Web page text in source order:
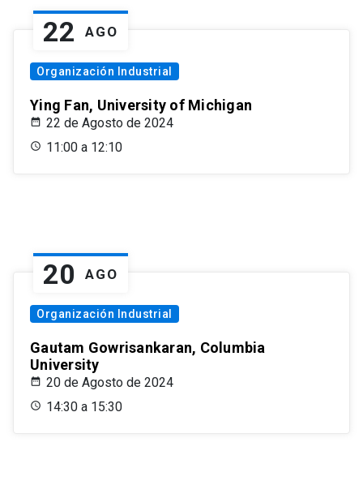
22 AGO
Organización Industrial
Ying Fan, University of Michigan
22 de Agosto de 2024
11:00 a 12:10
20 AGO
Organización Industrial
Gautam Gowrisankaran, Columbia
University
20 de Agosto de 2024
14:30 a 15:30